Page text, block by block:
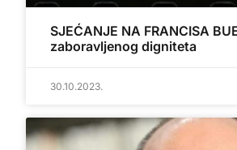
SJEĆANJE NA FRANCISA
zaboravljenog digniteta
30.10.2023.